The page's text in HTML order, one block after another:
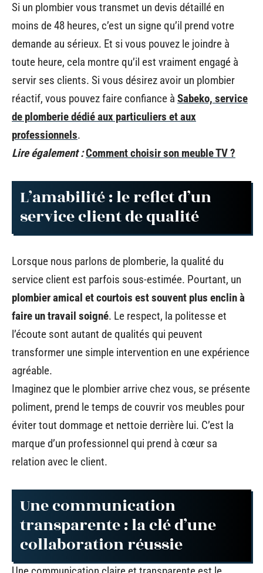
Si un plombier vous transmet un devis détaillé en
moins de 48 heures, c’est un signe qu’il prend votre
demande au sérieux. Et si vous pouvez le joindre à
toute heure, cela montre qu’il est vraiment engagé à
servir ses clients. Si vous désirez avoir un plombier
réactif, vous pouvez faire confiance à Sabeko, service
de plomberie dédié aux particuliers et aux
professionnels.
Lire également :Comment choisir son meuble TV ?
L’amabilité : le reflet d’un
service client de qualité
Lorsque nous parlons de plomberie, la qualité du
service client est parfois sous-estimée. Pourtant, un
plombier amical et courtois est souvent plus enclin à
faire un travail soigné. Le respect, la politesse et
l’écoute sont autant de qualités qui peuvent
transformer une simple intervention en une expérience
agréable.
Imaginez que le plombier arrive chez vous, se présente
poliment, prend le temps de couvrir vos meubles pour
éviter tout dommage et nettoie derrière lui. C’est la
marque d’un professionnel qui prend à cœur sa
relation avec le client.
Une communication
transparente : la clé d’une
collaboration réussie